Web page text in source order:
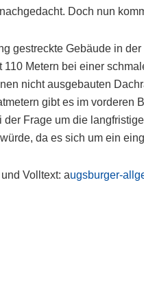
Doch nun
gestreckte Gebäude in
110 Metern bei einer
nicht ausgebauten
gibt es im vorderen
der Frage um die
da es sich um ein
Volltext: augsburger-